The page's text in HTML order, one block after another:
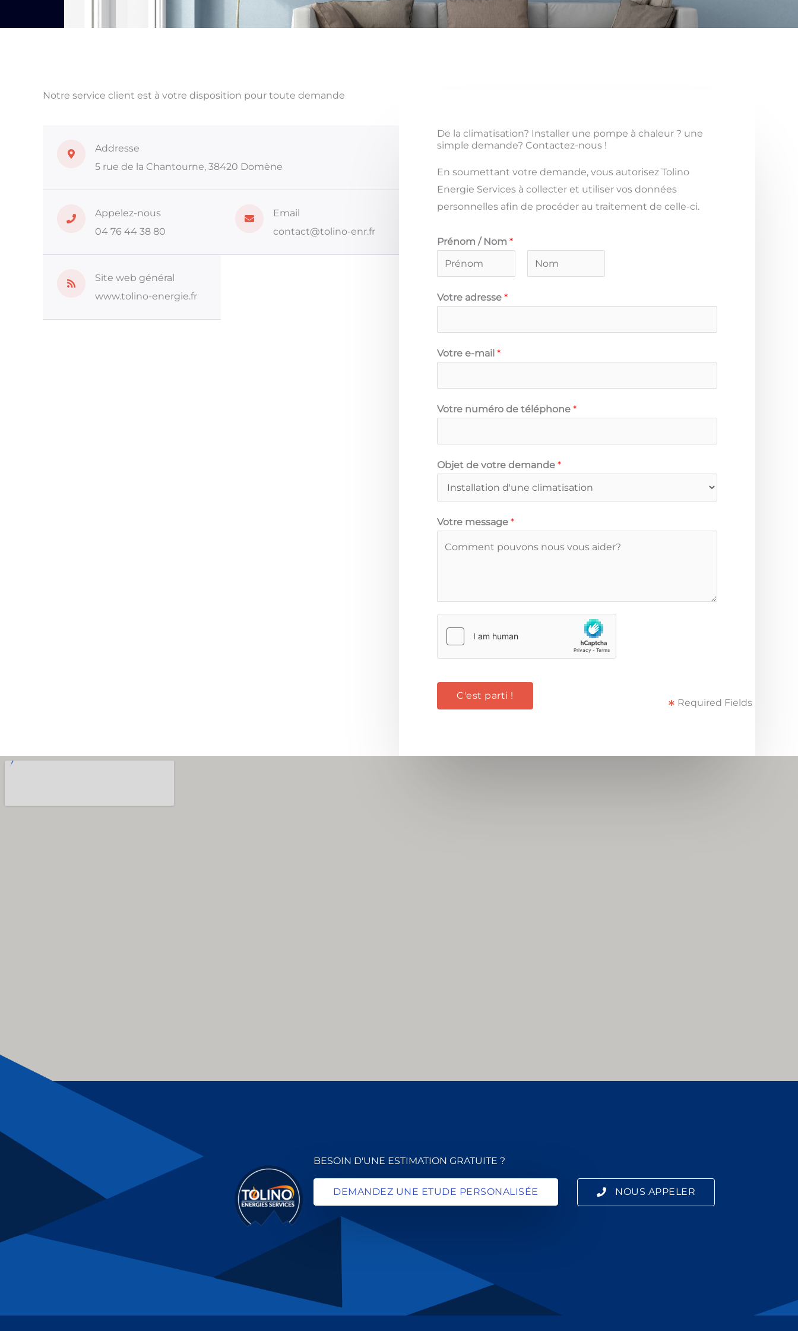
Notre service client est à votre disposition pour toute demande
Addresse
5 rue de la Chantourne, 38420 Domène​
Appelez-nous
04 76 44 38 80
Email
contact@tolino-enr.fr
Site web général
www.tolino-energie.fr
De la climatisation? Installer une pompe à chaleur ? une
simple demande? Contactez-nous !
En soumettant votre demande, vous autorisez Tolino
Energie Services à collecter et utiliser vos données
personnelles afin de procéder au traitement de celle-ci.
Prénom / Nom *
Votre adresse *
Votre e-mail *
Votre numéro de téléphone *
Objet de votre demande *
Votre message *
C'est parti !
Required Fields
BESOIN D'UNE ESTIMATION GRATUITE ?
DEMANDEZ UNE ETUDE PERSONALISÉE NOUS APPELER